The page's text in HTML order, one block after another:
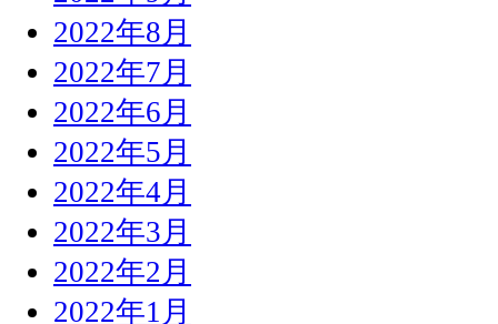
2022年8月
2022年7月
2022年6月
2022年5月
2022年4月
2022年3月
2022年2月
2022年1月